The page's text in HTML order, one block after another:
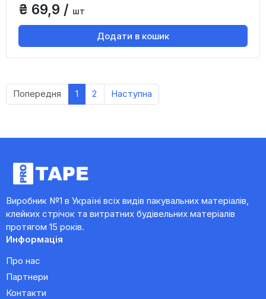
₴ 69,9 / шт
Додати в кошик
Попередня 1 2 Наступна
Виробник №1 в Україні всіх видів пакувальних матеріалів,
клейких стрічок та витратних будівельних матеріалів
протягом 15 років.
Информація
Про нас
Партнери
Контакти